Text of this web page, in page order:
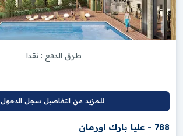
طرق الدفع : نقدا
للمزيد من التفاصيل سجل الدخول
788 - عليا بارك اورمان